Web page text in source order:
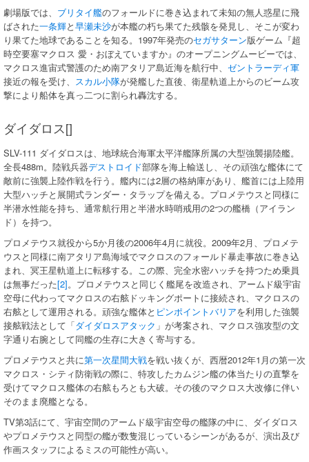
劇場版では、 ブリタイ艦のフォールドに巻き込まれて未知の無人惑星に飛
ばされた一条輝と早瀬未沙が本艦の朽ち果てた残骸を発見し、そこが変わ
り果てた地球であることを知る。1997年発売のセガサターン版ゲーム『超
時空要塞マクロス 愛・おぼえていますか』のオープニングムービーでは、
マクロス進宙式警護のため南アタリア島近海を航行中、 ゼントラーディ軍
接近の報を受け、 スカル小隊が発艦した直後、衛星軌道上からのビーム攻
撃により船体を真っ二つに割られ轟沈する。
ダイダロス[]
SLV-111 ダイダロスは、地球統合海軍太平洋艦隊所属の大型強襲揚陸艦。
全長488m。陸戦兵器デストロイド部隊を海上輸送し、その頑強な艦体にて
敵前に強襲上陸作戦を行う。艦内には2層の格納庫があり、艦首には上陸用
大型ハッチと展開式ランダー・タラップを備える。プロメテウスと同様に
半潜水性能を持ち、通常航行用と半潜水時哨戒用の2つの艦橋（アイラン
ド）を持つ。
プロメテウス就役から5か月後の2006年4月に就役。2009年2月、プロメテ
ウスと同様に南アタリア島海域でマクロスのフォールド暴走事故に巻き込
まれ、冥王星軌道上に転移する。この際、完全水密ハッチを持つため乗員
は無事だった[2]。プロメテウスと同じく艦尾を改造され、アームド級宇宙
空母に代わってマクロスの右舷ドッキングポートに接続され、マクロスの
右舷として運用される。頑強な艦体と ピンポイントバリアを利用した強襲
接舷戦法として「ダイダロスアタック 」が考案され、マクロス強攻型の文
字通り右腕として同艦の生存に大きく寄与する。
プロメテウスと共に第一次星間大戦を戦い抜くが、西暦2012年1月の第一次
マクロス・シティ防衛戦の際に、特攻したカムジン艦の体当たりの直撃を
受けてマクロス艦体の右舷もろとも大破。その後のマクロス大改修に伴い
そのまま廃艦となる。
TV第3話にて、宇宙空間のアームド級宇宙空母の艦隊の中に、ダイダロス
やプロメテウスと同型の艦が数隻混じっているシーンがあるが、演出及び
作画スタッフによるミスの可能性が高い。